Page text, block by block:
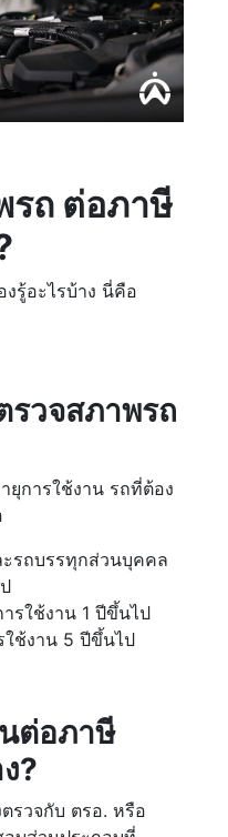
รถ ต่อภาษี
รู้อะไรบ้าง นี่คือ
รวจสภาพรถ
ยุการใช้งาน รถที่ต้อง
รถบรรทุกส่วนบุคคล
รใช้งาน 1 ปีขึ้นไป
ใช้งาน 5 ปีขึ้นไป
ต่อภาษี
?
รวจกับ ตรอ. หรือ